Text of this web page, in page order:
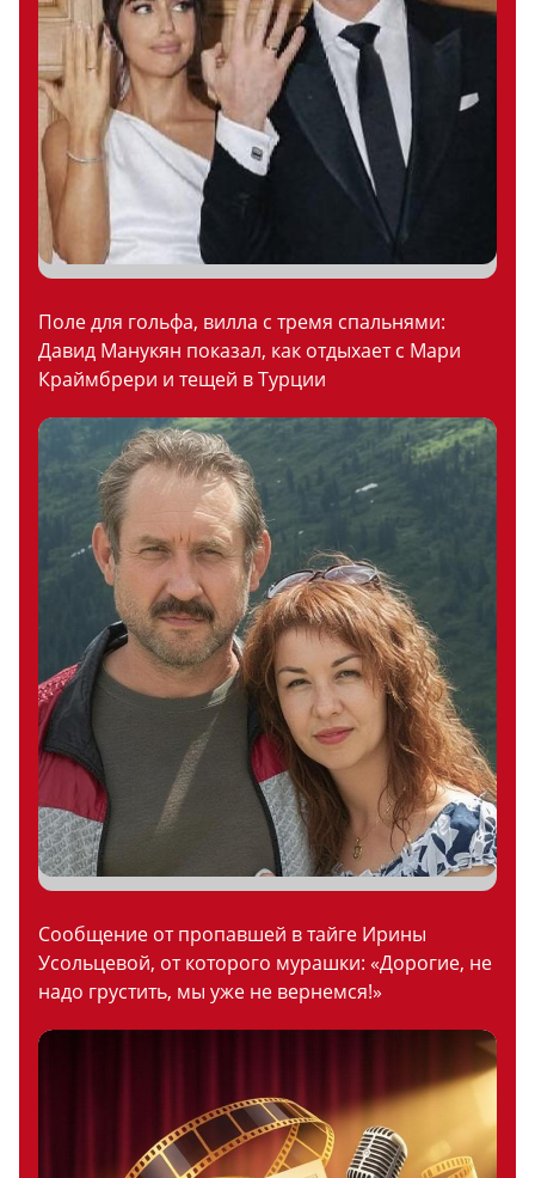
Поле для гольфа, вилла с тремя спальнями:
Давид Манукян показал, как отдыхает с Мари
Краймбрери и тещей в Турции
Сообщение от пропавшей в тайге Ирины
Усольцевой, от которого мурашки: «Дорогие, не
надо грустить, мы уже не вернемся!»